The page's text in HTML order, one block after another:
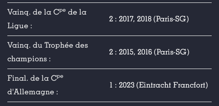
Vainq. de la Cpe de la
Ligue :
2 : 2017, 2018 (Paris-SG)
Vainq. du Trophée des
champions :
2 : 2015, 2016 (Paris-SG)
Final. de la Cpe
d'Allemagne :
1 : 2023 (Eintracht Francfort)